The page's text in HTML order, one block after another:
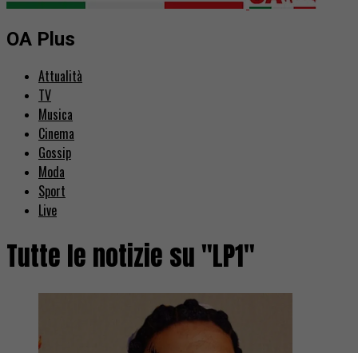
OA Plus
Attualità
TV
Musica
Cinema
Gossip
Moda
Sport
Live
Tutte le notizie su "LP1"